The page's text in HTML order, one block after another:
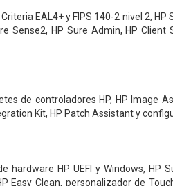
EAL4+ y FIPS 140-2 nivel 2, HP
Sense2, HP Sure Admin, HP
de controladores HP, HP Image
Kit, HP Patch Assistant y
hardware HP UEFI y Windows, HP
Easy Clean, personalizador de